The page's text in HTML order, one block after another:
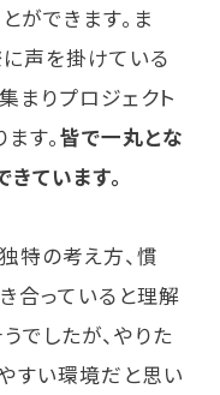
ができます。ま
に声を掛けている
まりプロジェクト
す。皆で一丸とな
ています。
特の考え方、慣
合っていると理解
でしたが、やりた
すい環境だと思い